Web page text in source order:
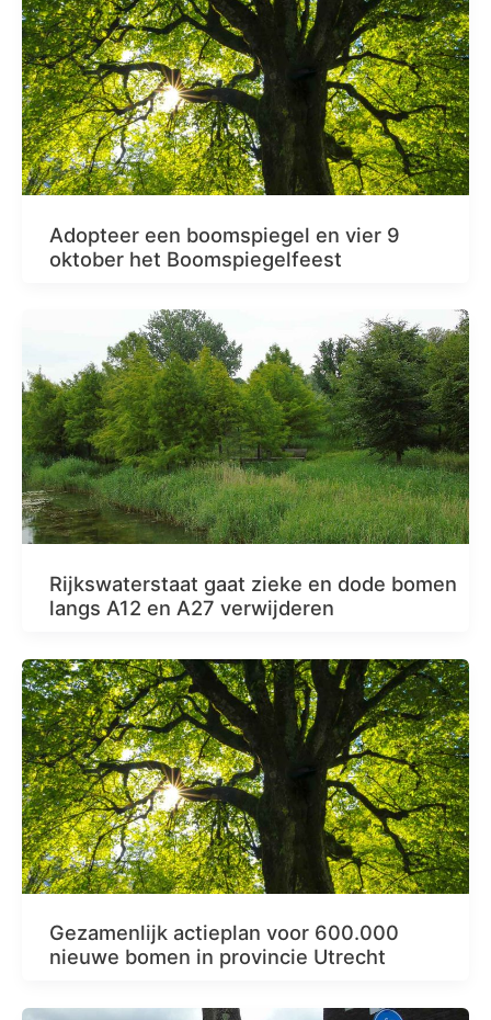
Adopteer een boomspiegel en vier 9
oktober het Boomspiegelfeest
Rijkswaterstaat gaat zieke en dode bomen
langs A12 en A27 verwijderen
Gezamenlijk actieplan voor 600.000
nieuwe bomen in provincie Utrecht